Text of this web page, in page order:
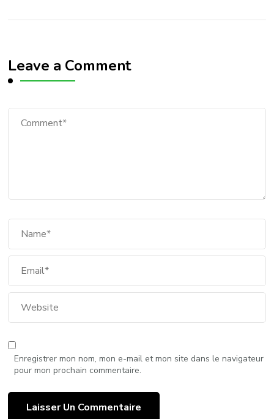
Leave a Comment
Enregistrer mon nom, mon e-mail et mon site dans le navigateur
pour mon prochain commentaire.